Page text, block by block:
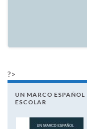
?>
UN MARCO
ESCOLAR